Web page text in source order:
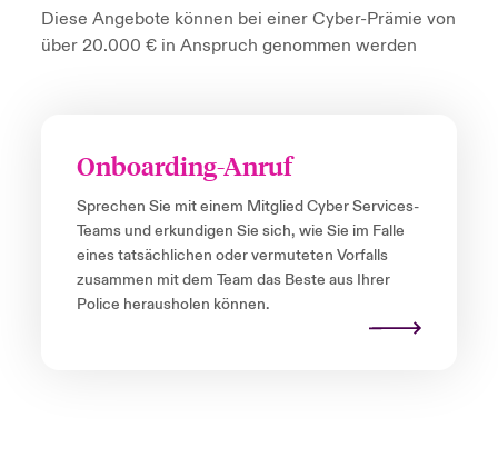
Diese Angebote können bei einer Cyber-Prämie von
über 20.000 € in Anspruch genommen werden
Onboarding-Anruf
Sprechen Sie mit einem Mitglied Cyber Services-
Teams und erkundigen Sie sich, wie Sie im Falle
eines tatsächlichen oder vermuteten Vorfalls
zusammen mit dem Team das Beste aus Ihrer
Police herausholen können.